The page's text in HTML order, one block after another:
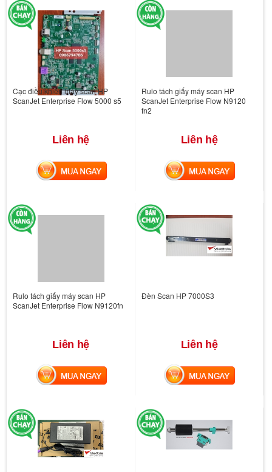
Cạc điều khiển máy scan HP
ScanJet Enterprise Flow 5000 s5
Liên hệ
MUA NGAY
Rulo tách giấy máy scan HP
ScanJet Enterprise Flow N9120
fn2
Liên hệ
MUA NGAY
Rulo tách giấy máy scan HP
ScanJet Enterprise Flow N9120fn
Liên hệ
MUA NGAY
Đèn Scan HP 7000S3
Liên hệ
MUA NGAY